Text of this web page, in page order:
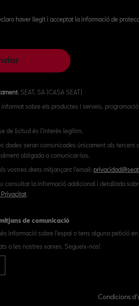
haver llegit i acceptat la informació de
: SEAT, SA (CASA SEAT)
informat sobre els productes i serveis,
de licitud és l’interès legítim.
dades seran comunicades únicament als tercers
obligada a comunicar-los.
vostres drets mitjançant l'email:
consultar la informació addicional i detallada
Privacitat.
de comunicació
informació sobre l'espai o tens alguna petició
a les nostres xarxes. Segueix-nos!
Condicions